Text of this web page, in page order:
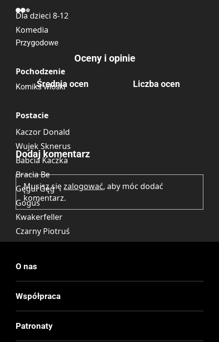
Dla dzieci 8-12
Komedia
Przygodowe
Pochodzenie
Komiks włoski
Postacie
Kaczor Donald
Wujek Sknerus
Babcia Kaczka
Bracia Be
Gęgul Gęg
Goguś
Kwakerfeller
Czarny Piotruś
Goofy
Siostrzeńcy
Myszka Minnie
Oceny i opinie
Średnia ocen Liczba ocen
Brak opinii.
Dodaj komentarz
Musisz sięzalogować, aby móc dodać
komentarz.
O nas
Współpraca
Patronaty